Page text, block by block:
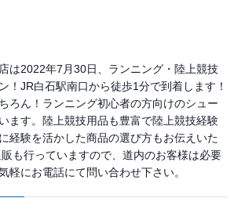
は2022年7月30日、ランニング・陸上競技
！JR白石駅南口から徒歩1分で到着します！
ろん！ランニング初心者の方向けのシュー
ます。陸上競技用品も豊富で陸上競技経験
経験を活かした商品の選び方もお伝えいた
も行っていますので、道内のお客様は必要
軽にお電話にて問い合わせ下さい。